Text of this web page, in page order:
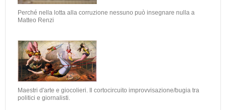
Perché nella lotta alla corruzione nessuno può insegnare nulla a
Matteo Renzi
Maestri d'arte e giocolieri. Il cortocircuito improvvisazione/bugia tra
politici e giornalisti.